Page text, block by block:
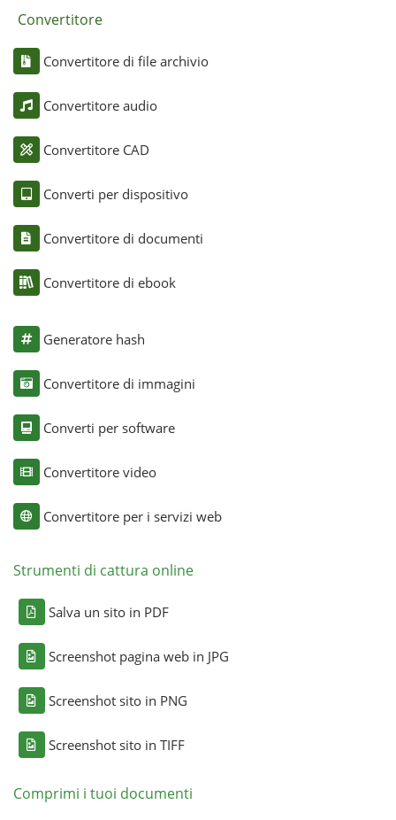
Convertitore
Convertitore di file archivio
Convertitore audio
Convertitore CAD
Converti per dispositivo
Convertitore di documenti
Convertitore di ebook
Generatore hash
Convertitore di immagini
Converti per software
Convertitore video
Convertitore per i servizi web
Strumenti di cattura online
Salva un sito in PDF
Screenshot pagina web in JPG
Screenshot sito in PNG
Screenshot sito in TIFF
Comprimi i tuoi documenti